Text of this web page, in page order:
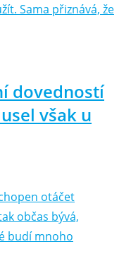
Sama přiznává, že
dovedností
však u
otáčet
občas bývá,
budí mnoho